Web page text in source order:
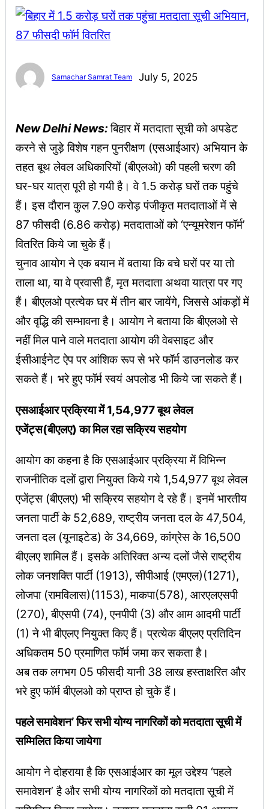
Samachar Samrat Team July 5, 2025
New Delhi News:बिहार में मतदाता सूची को अपडेट
करने से जुड़े विशेष गहन पुनरीक्षण (एसआईआर) अभियान के
तहत बूथ लेवल अधिकारियों (बीएलओ) की पहली चरण की
घर-घर यात्रा पूरी हो गयी है। वे 1.5 करोड़ घरों तक पहुंचे
हैं। इस दौरान कुल 7.90 करोड़ पंजीकृत मतदाताओं में से
87 फीसदी (6.86 करोड़) मतदाताओं को ‘एन्यूमरेशन फॉर्म’
वितरित किये जा चुके हैं।
चुनाव आयोग ने एक बयान में बताया कि बचे घरों पर या तो
ताला था, या वे प्रवासी हैं, मृत मतदाता अथवा यात्रा पर गए
हैं। बीएलओ प्रत्येक घर में तीन बार जायेंगे, जिससे आंकड़ों में
और वृद्धि की सम्भावना है। आयोग ने बताया कि बीएलओ से
नहीं मिल पाने वाले मतदाता आयोग की वेबसाइट और
ईसीआईनेट ऐप पर आंशिक रूप से भरे फॉर्म डाउनलोड कर
सकते हैं। भरे हुए फॉर्म स्वयं अपलोड भी किये जा सकते हैं।
एसआईआर प्रक्रिया में 1,54,977 बूथ लेवल
एजेंट्स(बीएलए) का मिल रहा सक्रिय सहयोग
आयोग का कहना है कि एसआईआर प्रक्रिया में विभिन्न
राजनीतिक दलों द्वारा नियुक्त किये गये 1,54,977 बूथ लेवल
एजेंट्स (बीएलए) भी सक्रिय सहयोग दे रहे हैं। इनमें भारतीय
जनता पार्टी के 52,689, राष्ट्रीय जनता दल के 47,504,
जनता दल (यूनाइटेड) के 34,669, कांग्रेस के 16,500
बीएलए शामिल हैं। इसके अतिरिक्त अन्य दलों जैसे राष्ट्रीय
लोक जनशक्ति पार्टी (1913), सीपीआई (एमएल)(1271),
लोजपा (रामविलास)(1153), माकपा(578), आरएलएसपी
(270), बीएसपी (74), एनपीपी (3) और आम आदमी पार्टी
(1) ने भी बीएलए नियुक्त किए हैं। प्रत्येक बीएलए प्रतिदिन
अधिकतम 50 प्रमाणित फॉर्म जमा कर सकता है।
अब तक लगभग 05 फीसदी यानी 38 लाख हस्ताक्षरित और
भरे हुए फॉर्म बीएलओ को प्राप्त हो चुके हैं।
पहले समावेशन’ फिर सभी योग्य नागरिकों को मतदाता सूची में
सम्मिलित किया जायेगा
आयोग ने दोहराया है कि एसआईआर का मूल उद्देश्य ‘पहले
समावेशन’ है और सभी योग्य नागरिकों को मतदाता सूची में